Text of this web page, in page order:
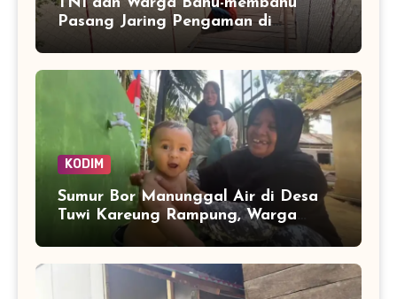
Pasang Jaring Pengaman di
Jembatan Perintis Betung Ateuh
Benggalang, Segera Siap Digunakan
KODIM
Sumur Bor Manunggal Air di Desa
Tuwi Kareung Rampung, Warga
Sambut dengan Senyum